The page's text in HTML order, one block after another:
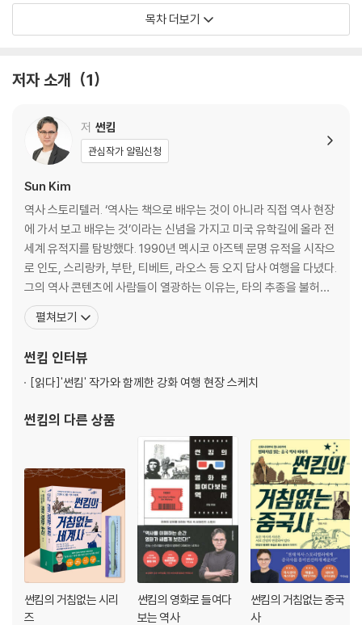
연스럽게 깨닫게 될 것이다.
7월
11월
찾아보기
목차 더보기
저자 소개 1
저 썬킴
관심작가 알림신청
Sun Kim
역사 스토리텔러. ‘역사는 책으로 배우는 것이 아니라 직접 역사 현장
에 가서 보고 배우는 것’이라는 신념을 가지고 미국 유학길에 올라 전
세계 유적지를 탐방했다. 1990년 멕시코 아즈텍 문명 유적을 시작으
로 인도, 스리랑카, 부탄, 티베트, 라오스 등 오지 답사 여행을 다녔다.
그의 역사 콘텐츠에 사람들이 열광하는 이유는, 타의 추종을 불허하
는 ‘스토리텔링’ 능력 때문. 네이버 오디오클립 랭킹 1위를 달성한 [썬
킴의 세계사 완전정복]과 [썬킴의 한국사 완전정복]을 연재했고, 이
니다] 등에서 활약하고
펼쳐보기
썬킴 인터뷰
[읽다]'썬킴' 작가와 함께한 강화 여행 현장 스케치
썬킴의 다른 상품
썬킴의 거침없는 시리
즈
썬킴의 영화로 들여다
보는 역사
썬킴의 거침없는 중국
사